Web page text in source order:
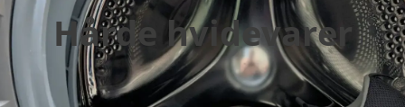
Hårde hvidevarer